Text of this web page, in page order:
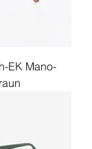
EK Mano-